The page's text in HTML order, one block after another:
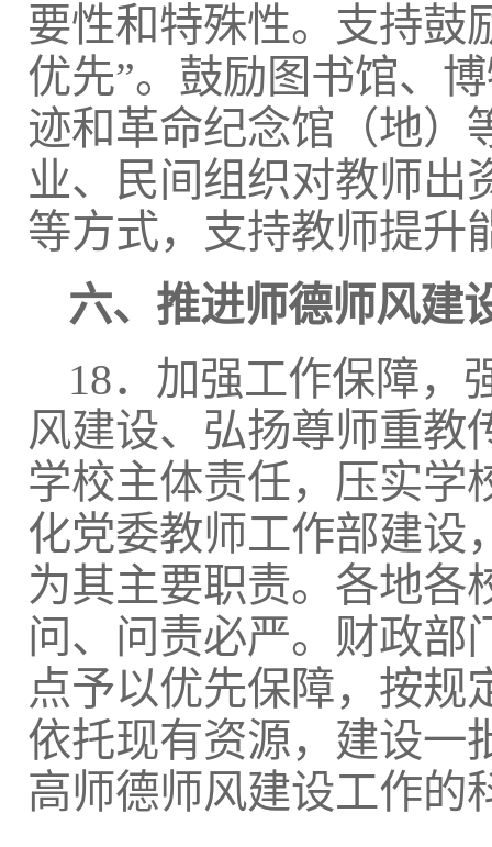
要性和特殊性。支持鼓
优先”。鼓励图书馆、
迹和革命纪念馆（地）
业、民间组织对教师出
等方式，支持教师提升
六、推进师德师风建
18．加强工作保障，
风建设、弘扬尊师重教
学校主体责任，压实学
化党委教师工作部建设
为其主要职责。各地各
问、问责必严。财政部
点予以优先保障，按规
依托现有资源，建设一
高师德师风建设工作的